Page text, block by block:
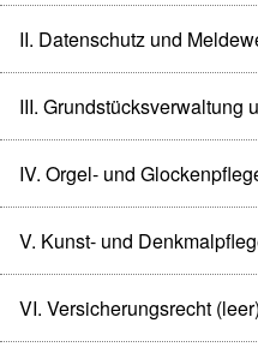
II. Datenschutz und
III. Grundstücksverwaltung
IV. Orgel- und
V. Kunst- und
VI. Versicherungsrecht (leer)